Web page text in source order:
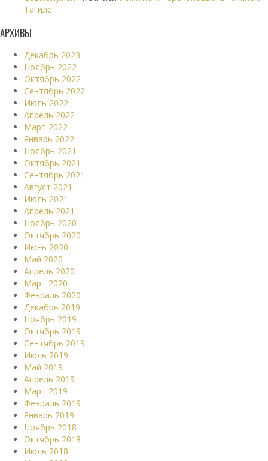
Тагиле
АРХИВЫ
Декабрь 2023
Ноябрь 2022
Октябрь 2022
Сентябрь 2022
Июль 2022
Апрель 2022
Март 2022
Январь 2022
Ноябрь 2021
Октябрь 2021
Сентябрь 2021
Август 2021
Июль 2021
Апрель 2021
Ноябрь 2020
Октябрь 2020
Июнь 2020
Май 2020
Апрель 2020
Март 2020
Февраль 2020
Декабрь 2019
Ноябрь 2019
Октябрь 2019
Сентябрь 2019
Июль 2019
Май 2019
Апрель 2019
Март 2019
Февраль 2019
Январь 2019
Ноябрь 2018
Октябрь 2018
Июль 2018